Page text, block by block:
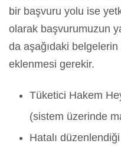
bir başvuru yolu ise
olarak başvurumuzun
da aşağıdaki
eklenmesi gerekir.
Tüketici Hakem
(sistem üzerinde
Hatalı